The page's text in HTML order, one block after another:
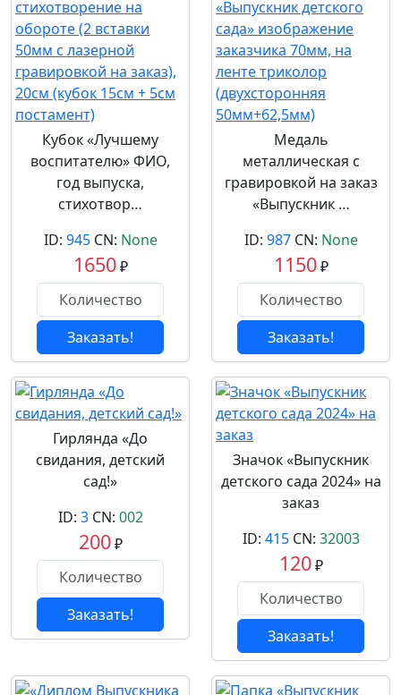
Кубок «Лучшему
воспитателю» ФИО,
год выпуска,
стихотвор…
ID: 945CN: None
1650₽
Заказать!
Медаль
металлическая с
гравировкой на заказ
«Выпускник …
ID: 987CN: None
1150₽
Заказать!
Гирлянда «До
свидания, детский
сад!»
ID: 3CN: 002
200₽
Заказать!
Значок «Выпускник
детского сада 2024» на
заказ
ID: 415CN: 32003
120₽
Заказать!